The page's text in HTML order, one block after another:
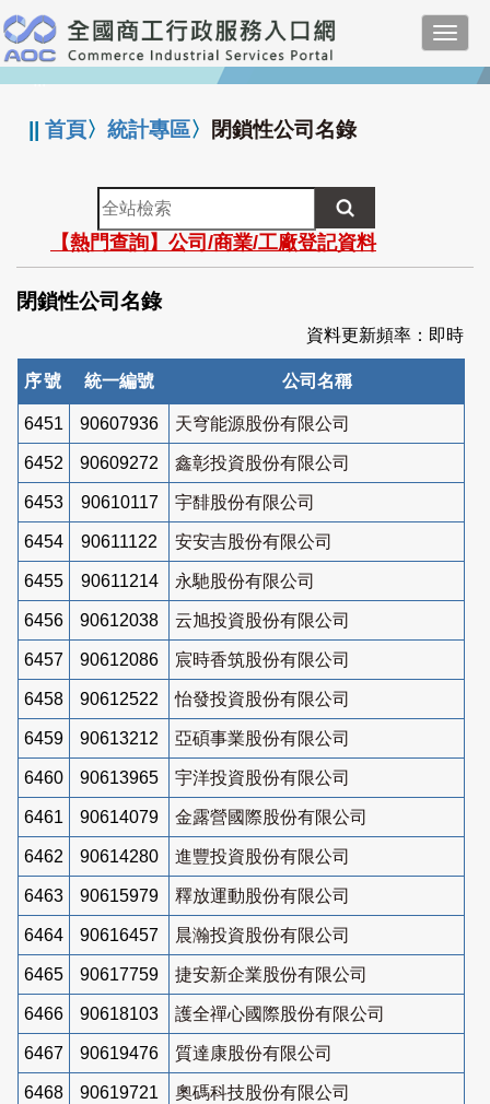
跳
到
主
要
:::
||首頁〉統計專區〉 閉鎖性公司名錄
全
站
檢
索
【熱門查詢】公司/商業/工廠登記資料
閉鎖性公司名錄
資料更新頻率：即時
序號 統一編號 公司名稱
6451 90607936 天穹能源股份有限公司
6452 90609272 鑫彰投資股份有限公司
6453 90610117 宇馡股份有限公司
6454 90611122 安安吉股份有限公司
6455 90611214 永馳股份有限公司
6456 90612038 云旭投資股份有限公司
6457 90612086 宸時香筑股份有限公司
6458 90612522 怡發投資股份有限公司
6459 90613212 亞碩事業股份有限公司
6460 90613965 宇洋投資股份有限公司
6461 90614079 金露營國際股份有限公司
6462 90614280 進豐投資股份有限公司
6463 90615979 釋放運動股份有限公司
6464 90616457 晨瀚投資股份有限公司
6465 90617759 捷安新企業股份有限公司
6466 90618103 護全禪心國際股份有限公司
6467 90619476 質達康股份有限公司
6468 90619721 奧碼科技股份有限公司